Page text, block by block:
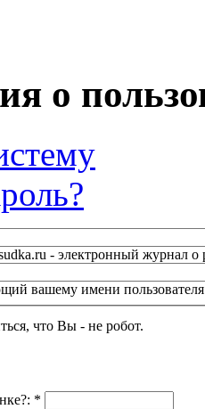
о
- электронный журнал
вашему имени
что Вы - не робот.
*